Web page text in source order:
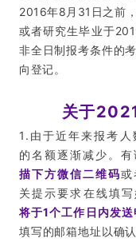
2016年8月31日之前
或者研究生毕业于
非全日制报考条件的
向登记。
关于
1.由于近年来报考
的名额逐渐减少。
描下方微信二维码或
关提示要求在线填
将于1个工作日内发
填写的邮箱地址以确